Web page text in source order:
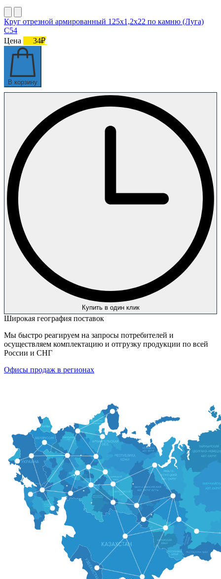
Круг отрезной армированный 125х1,2х22 по камню (Луга)
С54
Цена
34₽
В корзину
Купить в один клик
Широкая география поставок
Мы быстро реагируем на запросы потребителей и
осуществляем комплектацию и отгрузку продукции по всей
России и СНГ
Офисы продаж в регионах